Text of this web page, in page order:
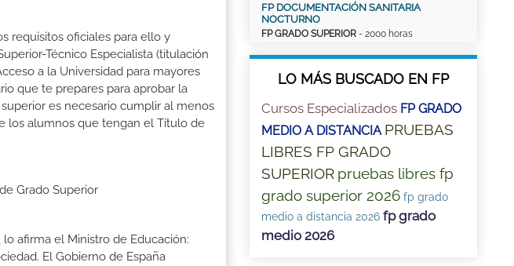
requisitos oficiales para ello y
Técnico Especialista (titulación
a la Universidad para mayores
que te prepares para aprobar la
es necesario cumplir al menos
los alumnos que tengan el Título de
Grado Superior
afirma el Ministro de Educación:
El Gobierno de España
FP DOCUMENTACIÓN SANITARIA
NOCTURNO
FP GRADO SUPERIOR - 2000 horas
LO MÁS BUSCADO EN FP
Cursos Especializados FP GRADO
MEDIO A DISTANCIA PRUEBAS
LIBRES FP GRADO
SUPERIOR pruebas libres fp
grado superior 2026 fp grado
medio a distancia 2026 fp grado
medio 2026